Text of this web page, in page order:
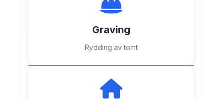
Graving
Rydding av tomt